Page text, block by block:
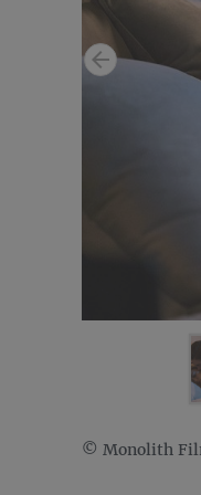
© Monolith